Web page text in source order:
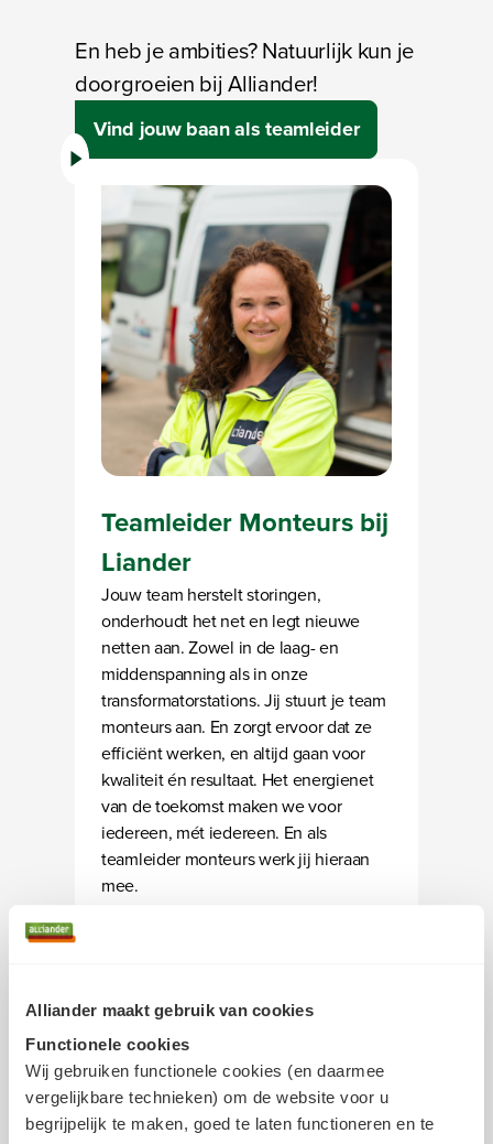
Alliander maakt gebruik van cookies
Functionele cookies
Wij gebruiken functionele cookies (en daarmee
vergelijkbare technieken) om de website voor u
begrijpelijk te maken, goed te laten functioneren en te
En heb je ambities? Natuurlijk kun je
doorgroeien bij Alliander!
Vind jouw baan als teamleider
Bekijk de video
Bezig met laden
Teamleider Monteurs bij
Liander
Jouw team herstelt storingen,
onderhoudt het net en legt nieuwe
netten aan. Zowel in de laag- en
middenspanning als in onze
transformatorstations. Jij stuurt je team
monteurs aan. En zorgt ervoor dat ze
efficiënt werken, en altijd gaan voor
kwaliteit én resultaat. Het energienet
van de toekomst maken we voor
iedereen, mét iedereen. En als
teamleider monteurs werk jij hieraan
mee.